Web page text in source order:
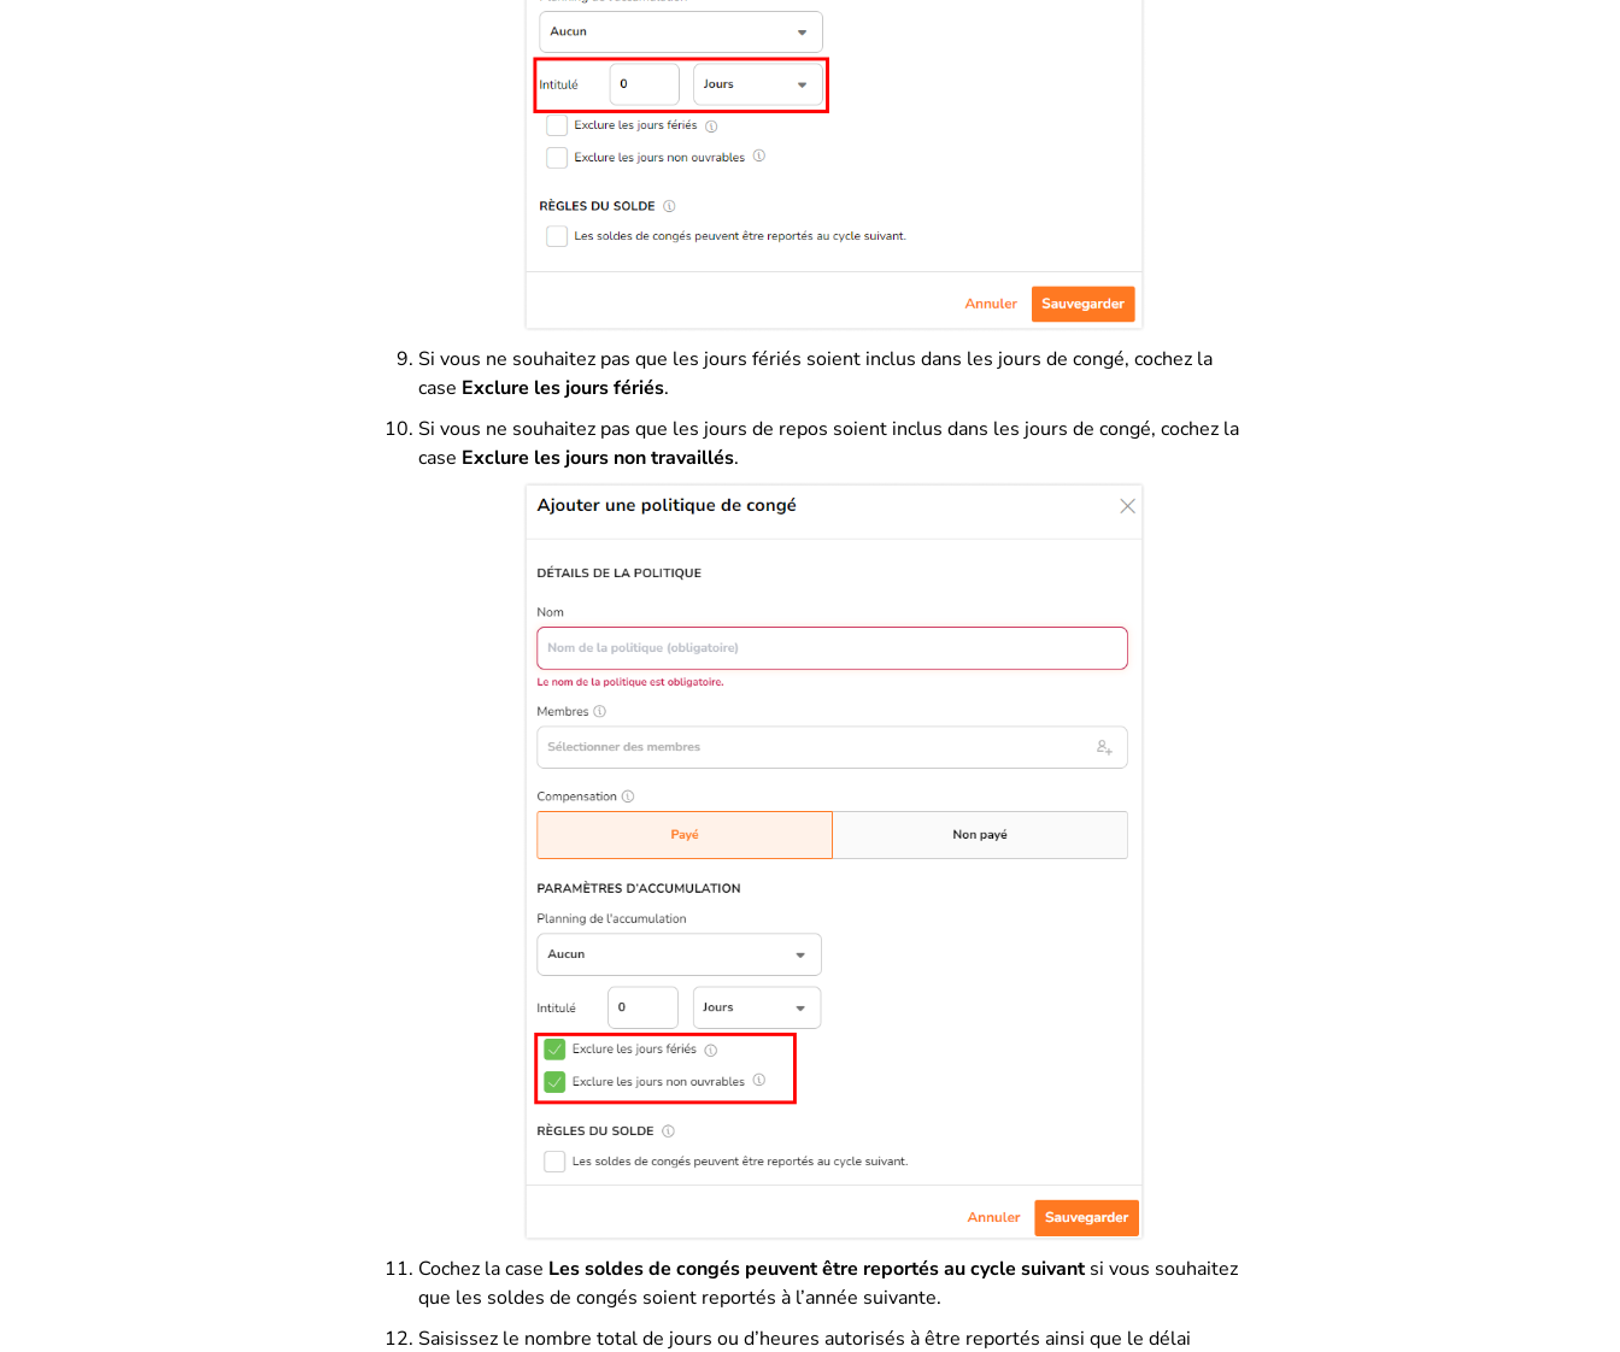
Si vous ne souhaitez pas que les jours fériés soient inclus dans les jours de congé, cochez la
case Exclure les jours fériés.
Si vous ne souhaitez pas que les jours de repos soient inclus dans les jours de congé, cochez la
case Exclure les jours non travaillés.
Cochez la case Les soldes de congés peuvent être reportés au cycle suivantsi vous souhaitez
que les soldes de congés soient reportés à l’année suivante.
Saisissez le nombre total de jours ou d’heures autorisés à être reportés ainsi que le délai